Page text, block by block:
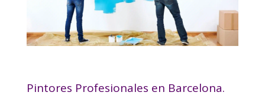
Pintores Profesionales en Barcelona.